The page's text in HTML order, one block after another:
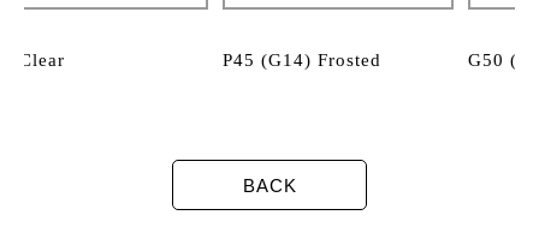
P45 (G14) Frosted G50 (G16.5) Frosted